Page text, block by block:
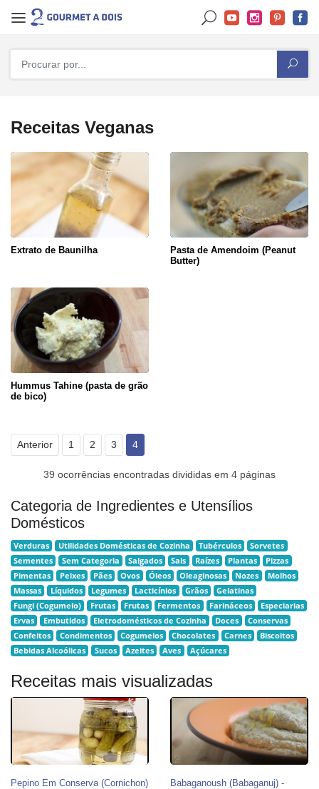
Receitas Veganas
Extrato de Baunilha
Pasta de Amendoim (Peanut
Butter)
Hummus Tahine (pasta de grão
de bico)
Anterior 1 2 3 4
39 ocorrências encontradas divididas em 4 páginas
Categoria de Ingredientes e Utensílios
Domésticos
Verduras Utilidades Domésticas de Cozinha Tubérculos
Sorvetes
Sementes
Sem Categoria Salgados Sais Raízes Plantas
Pizzas
Pimentas
Peixes Pães Ovos Óleos Oleaginosas Nozes
Molhos
Massas
Líquidos Legumes Lacticínios Grãos
Gelatinas
Fungi (Cogumelo)
Frutas Frutas Fermentos Farináceos
Especiarias
Ervas
Embutidos Eletrodomésticos de Cozinha Doces
Conservas
Confeitos
Condimentos Cogumelos Chocolates Carnes
Biscoitos
Bebidas Alcoólicas
Sucos Azeites Aves Açúcares
Receitas mais visualizadas
Pepino Em Conserva (Cornichon)
Babaganoush (babaganuj) -